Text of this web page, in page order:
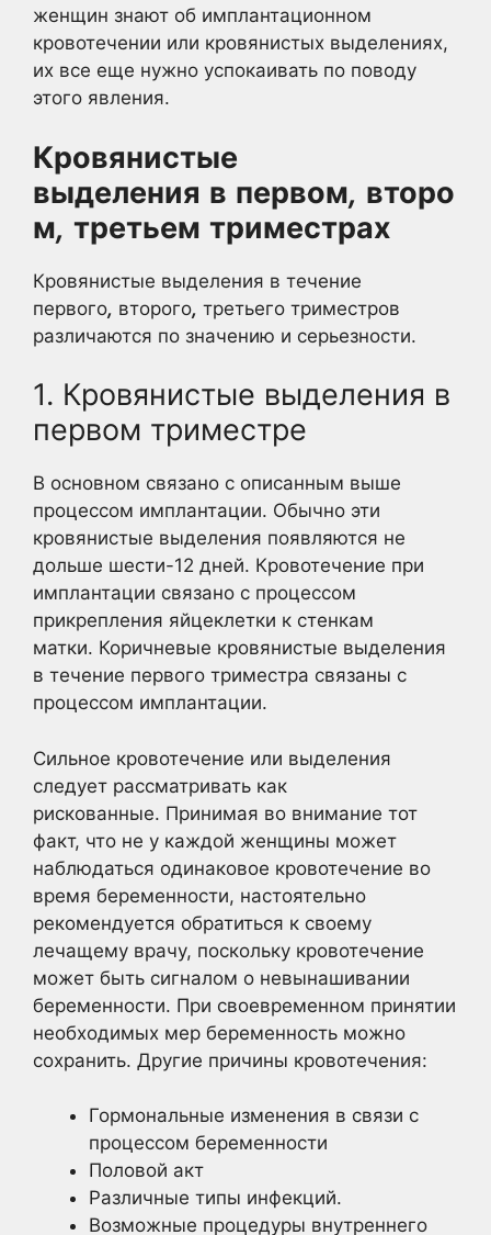
женщин знают об имплантационном
кровотечении или кровянистых выделениях,
их все еще нужно успокаивать по поводу
этого явления.
Кровянистые
выделения в первом, второ
м, третьем триместрах
Кровянистые выделения в течение
первого, второго, третьего триместров
различаются по значению и серьезности.
1. Кровянистые выделения в
первом триместре
В основном связано с описанным выше
процессом имплантации. Обычно эти
кровянистые выделения появляются не
дольше шести-12 дней. Кровотечение при
имплантации связано с процессом
прикрепления яйцеклетки к стенкам
матки. Коричневые кровянистые выделения
в течение первого триместра связаны с
процессом имплантации.
Сильное кровотечение или выделения
следует рассматривать как
рискованные. Принимая во внимание тот
факт, что не у каждой женщины может
наблюдаться одинаковое кровотечение во
время беременности, настоятельно
рекомендуется обратиться к своему
лечащему врачу, поскольку кровотечение
может быть сигналом о невынашивании
беременности. При своевременном принятии
необходимых мер беременность можно
сохранить. Другие причины кровотечения:
Гормональные изменения в связи с
процессом беременности
Половой акт
Различные типы инфекций.
Возможные процедуры внутреннего